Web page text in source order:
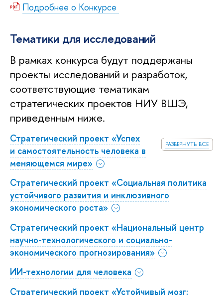
Подробнее о Конкурсе
Тематики для исследований
В рамках конкурса будут поддержаны
проекты исследований и разработок,
соответствующие тематикам
стратегических проектов НИУ ВШЭ,
приведенным ниже.
развернуть все
Стратегический проект «Успех
и самостоятельность человека в
меняющемся мире»
Стратегический проект «Социальная политика
устойчивого развития и инклюзивного
экономического роста»
Стратегический проект «Национальный центр
научно-технологического и социально-
экономического прогнозирования»
ИИ-технологии для человека
Стратегический проект «Устойчивый мозг: